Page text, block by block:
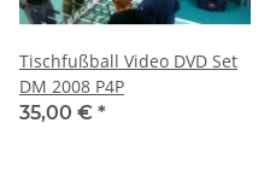
Tischfußball Video DVD Set
DM 2008 P4P
35,00 € *